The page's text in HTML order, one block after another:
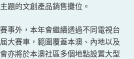
題的文創產品銷售攤位。
事外，本年會繼續透過不同電視台
大賽車，範圍覆蓋本澳、內地以及
亦將於本澳社區多個地點設置大型